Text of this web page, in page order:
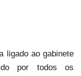
ligado ao gabinete
por todos os